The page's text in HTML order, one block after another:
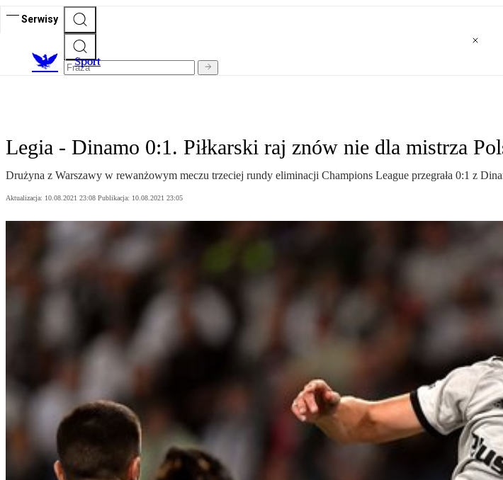
Serwisy
Sport
Legia - Dinamo 0:1. Piłkarski raj znów nie dla mistrza
Drużyna z Warszawy w rewanżowym meczu trzeciej rundy eliminacji Champions League przegrała 0:1 z
Aktualizacja: 10.08.2021 23:08 Publikacja: 10.08.2021 23:05